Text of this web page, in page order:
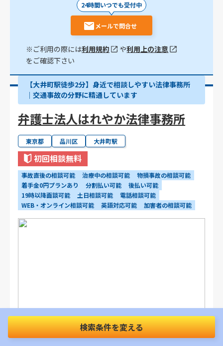
24時間いつでも受付中
メールで問合せ
※ご利用の際には利用規約 や利用上の注意
をご確認下さい
【大井町駅徒歩2分】身近で相談しやすい法律事務所
｜交通事故の分野に精通しています
弁護士法人はれやか法律事務所
東京都 品川区 大井町駅
初回相談無料
事故直後の相談可能 治療中の相談可能
物損事故の相談可能
着手金0円プランあり
分割払い可能
後払い可能
19時以降面談可能
土日相談可能
電話相談可能
WEB・オンライン相談可能
英語対応可能 加害者の相談可能
アクセス
JR・東急電鉄・東京臨海高速鉄道（TW
R）「大井町駅」徒歩2分
検索条件を変える